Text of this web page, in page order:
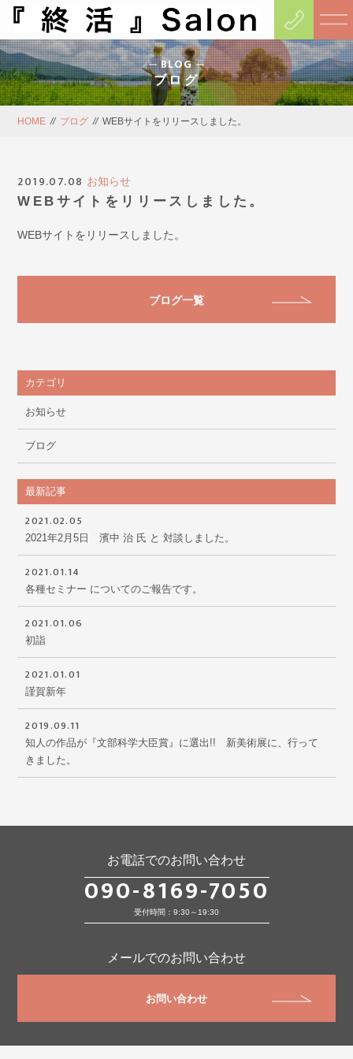
BLOG
ブログ
HOME // ブログ // WEBサイトをリリースしました。
2019.07.08 お知らせ
WEBサイトをリリースしました。
WEBサイトをリリースしました。
ブログ一覧
カテゴリ
お知らせ
ブログ
最新記事
2021.02.05
2021年2月5日 濱中 治 氏 と 対談しました。
2021.01.14
各種セミナー についてのご報告です。
2021.01.06
初詣
2021.01.01
謹賀新年
2019.09.11
知人の作品が『文部科学大臣賞』に選出!! 新美術展に、行って
きました。
お電話でのお問い合わせ
090-8169-7050
受付時間：9:30～19:30
メールでのお問い合わせ
お問い合わせ